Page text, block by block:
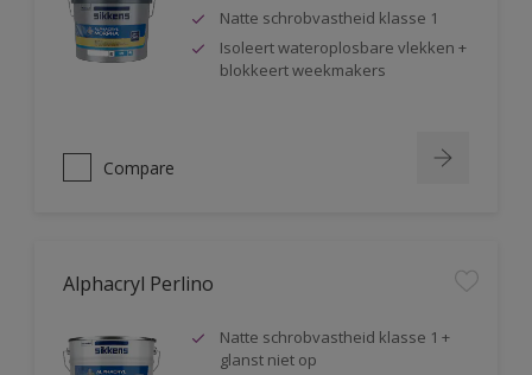
Natte schrobvastheid klasse 1
Isoleert wateroplosbare vlekken +
blokkeert weekmakers
Compare
Alphacryl Perlino
Natte schrobvastheid klasse 1 +
glanst niet op